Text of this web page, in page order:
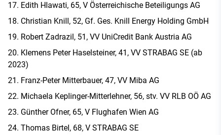
Edith Hlawati, 65, V Österreichische Beteiligungs AG
Christian Knill, 52, Gf. Ges. Knill Energy Holding GmbH
Robert Zadrazil, 51, VV UniCredit Bank Austria AG
Klemens Peter Haselsteiner, 41, VV STRABAG SE (ab
2023)
Franz-Peter Mitterbauer, 47, VV Miba AG
Michaela Keplinger-Mitterlehner, 56, stv. VV RLB OÖ AG
Günther Ofner, 65, V Flughafen Wien AG
Thomas Birtel, 68, V STRABAG SE